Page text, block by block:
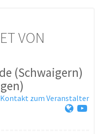
VON
(Schwaigern)
Kontakt zum Veranstalter